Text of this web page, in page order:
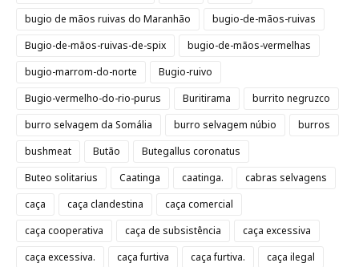
bugio de mãos ruivas do Maranhão
bugio-de-mãos-ruivas
Bugio-de-mãos-ruivas-de-spix
bugio-de-mãos-vermelhas
bugio-marrom-do-norte
Bugio-ruivo
Bugio-vermelho-do-rio-purus
Buritirama
burrito negruzco
burro selvagem da Somália
burro selvagem núbio
burros
bushmeat
Butão
Butegallus coronatus
Buteo solitarius
Caatinga caatinga.
cabras selvagens
caça
caça clandestina
caça comercial
caça cooperativa
caça de subsistência
caça excessiva
caça excessiva.
caça furtiva caça furtiva.
caça ilegal